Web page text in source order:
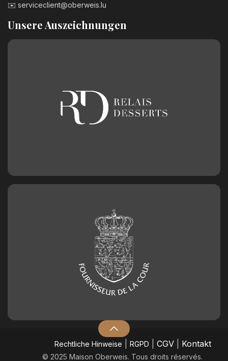
✉️ serviceclient@oberweis.lu
Unsere Auszeichnungen
​Rechtliche Hinweise RGPD CGV| Kontakt
© 2025 Maison Oberweis. Tous droits réservés.